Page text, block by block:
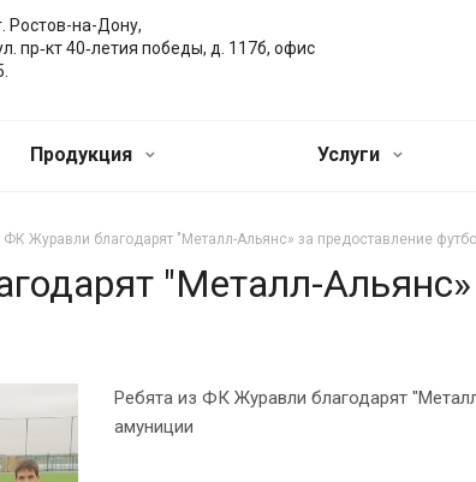
Ростов-на-Дону,
пр‑кт 40‑летия победы, д. 117б, офис
Продукция Услуги
ФК Журавли благодарят "Металл-Альянс» за предоставление
"Металл-
Ребята из ФК Журавли благодарят
амуниции